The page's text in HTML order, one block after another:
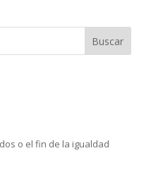
o el fin de la igualdad